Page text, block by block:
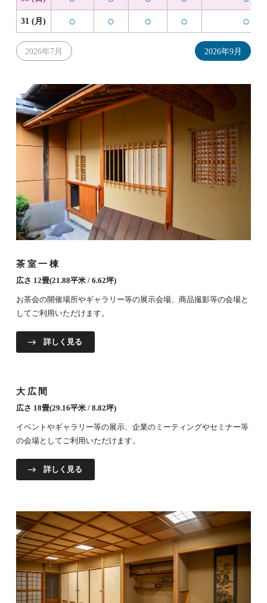
31 (月) ○ ○ ○ ○ ○
2026年7月 2026年9月
茶室一棟
広さ 12畳(21.88平米 / 6.62坪)
お茶会の開催場所やギャラリー等の展示会場、商品撮影等の会場と
してご利用いただけます。
詳しく見る
大広間
広さ 18畳(29.16平米 / 8.82坪)
イベントやギャラリー等の展示、企業のミーティングやセミナー等
の会場としてご利用いただけます。
詳しく見る